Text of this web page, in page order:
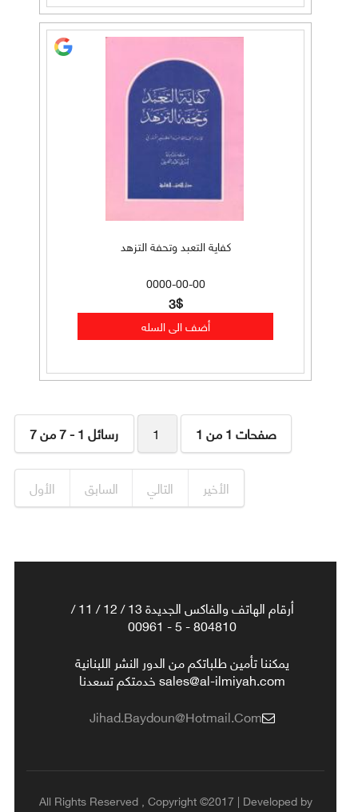
كفاية التعبد وتحفة التزهد
0000-00-00
3$
رسائل 1 - 7 من 7 1 صفحات 1 من 1
الأول السابق التالي الأخير
أرقام الهاتف والفاكس الجديدة 13 / 12 / 11 /
804810 - 5 - 00961
يمكننا تأمين طلباتكم من الدور النشر اللبنانية
sales@al-ilmiyah.com خدمتكم تسعدنا
Jihad.baydoun@hotmail.com
All Rights Reserved , Copyright ©2017 | Developed by